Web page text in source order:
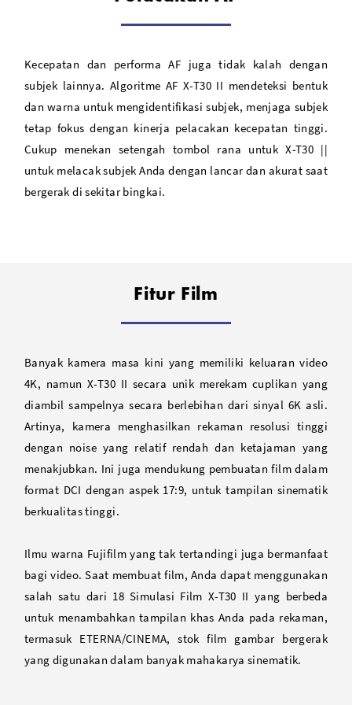
Kecepatan dan performa AF juga tidak kalah dengan
subjek lainnya. Algoritme AF X-T30 II mendeteksi bentuk
dan warna untuk mengidentifikasi subjek, menjaga subjek
tetap fokus dengan kinerja pelacakan kecepatan tinggi.
Cukup menekan setengah tombol rana untuk X-T30 ||
untuk melacak subjek Anda dengan lancar dan akurat saat
bergerak di sekitar bingkai.
Fitur Film
Banyak kamera masa kini yang memiliki keluaran video
4K, namun X-T30 II secara unik merekam cuplikan yang
diambil sampelnya secara berlebihan dari sinyal 6K asli.
Artinya, kamera menghasilkan rekaman resolusi tinggi
dengan noise yang relatif rendah dan ketajaman yang
menakjubkan. Ini juga mendukung pembuatan film dalam
format DCI dengan aspek 17:9, untuk tampilan sinematik
berkualitas tinggi.
Ilmu warna Fujifilm yang tak tertandingi juga bermanfaat
bagi video. Saat membuat film, Anda dapat menggunakan
salah satu dari 18 Simulasi Film X-T30 II yang berbeda
untuk menambahkan tampilan khas Anda pada rekaman,
termasuk ETERNA/CINEMA, stok film gambar bergerak
yang digunakan dalam banyak mahakarya sinematik.